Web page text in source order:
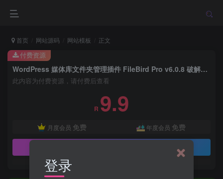
首页 网站源码 网站模板 正文
WordPress 媒体库文件夹管理插件 FileBird Pro v6.0.8 破解版下载
此内容为付费资源，请付费后查看
R 9.9
月度会员 免费 年度会员 免费
付费资源
登录